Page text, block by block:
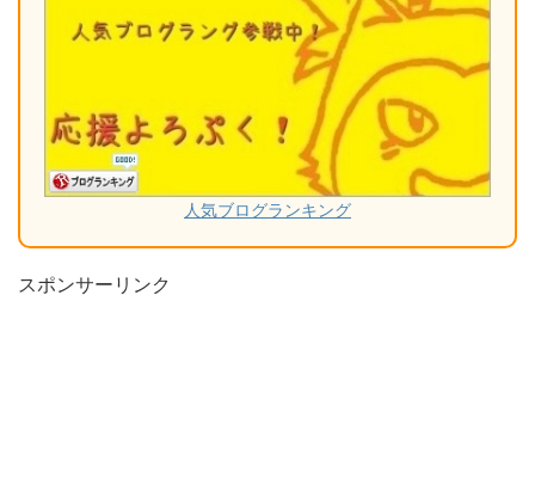
人気ブログランキング
スポンサーリンク